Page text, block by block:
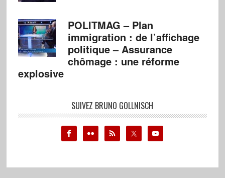
POLITMAG – Plan
immigration : de l’affichage
politique – Assurance
chômage : une réforme
explosive
SUIVEZ BRUNO GOLLNISCH